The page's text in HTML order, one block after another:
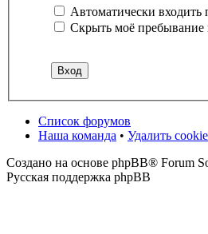
Автоматически
Скрыть моё пребывание
Список форумов
Наша команда • Удалить
Создано на основе phpBB® Forum
Русская поддержка phpBB